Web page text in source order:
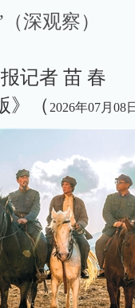
深观察）
记者 苗 春
》（ 2026年07月08